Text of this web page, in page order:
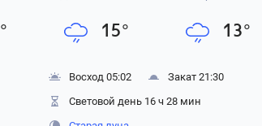
° 15° 13°
Восход 05:02
Закат 21:30
Световой день 16 ч 28 мин